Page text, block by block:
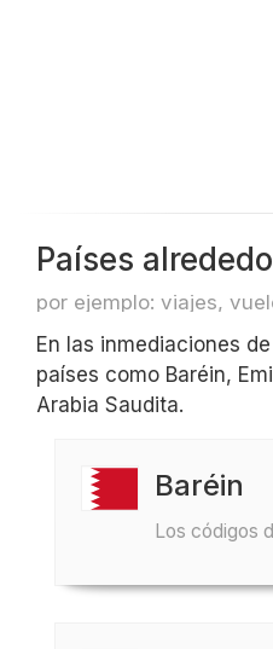
Países
por ejemplo: viajes,
En las inmediaciones
países como Baréin,
Arabia Saudita.
Baréin
Los códigos